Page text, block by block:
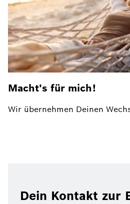
Macht's für mich!
Wir übernehmen Deinen
Dein Kontakt zur